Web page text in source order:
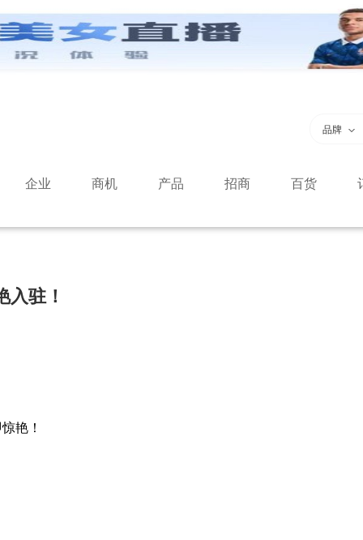
品牌
企业 商机 产品 招商 百货
入驻！
艳！